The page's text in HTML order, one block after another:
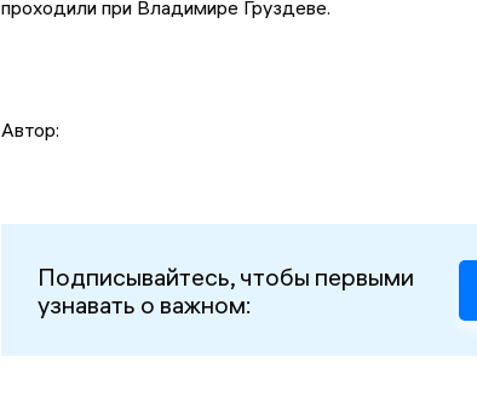
проходили при Владимире Груздеве.
Автор:
Подписывайтесь, чтобы первыми
узнавать о важном: